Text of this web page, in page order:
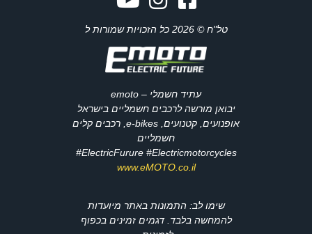
טל"ח © 2026 כל הזכויות שמורות ל
עתיד חשמלי – emoto
יבואן מורשה לרכבים חשמליים בישראל
אופנועים, קטנועים, e-bikes, רכבים קלים
חשמליים
ElectricFurure #Electricmotorcycles#
www.eMOTO.co.il
שימו לב: התמונות באתר מיועדות
להמחשה בלבד. דגמים זמינים בכפוף